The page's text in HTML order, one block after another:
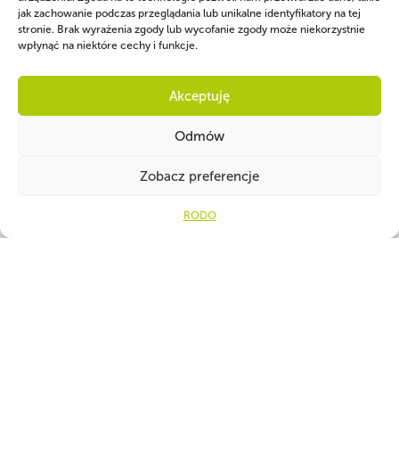
jak zachowanie podczas przeglądania lub unikalne identyfikatory na tej
stronie. Brak wyrażenia zgody lub wycofanie zgody może niekorzystnie
wpłynąć na niektóre cechy i funkcje.
Akceptuję
Odmów
Zobacz preferencje
RODO